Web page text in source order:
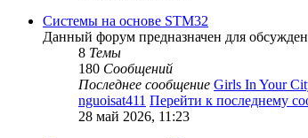
Системы на основе STM32
Данный форум предназначен для
8 Темы
180 Сообщений
Последнее сообщение Girls In Your
nguoisat411 Перейти к последнему
28 май 2026, 11:23